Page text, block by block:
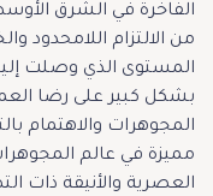
الفاخرة في الشرق
من الالتزام اللامحدود
المستوى الذي وصلت إليه
بشكل كبير على رضا
المجوهرات والاهتمام
مميزة في عالم
العصرية والأنيقة ذات